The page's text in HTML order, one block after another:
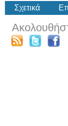
Σχετικά